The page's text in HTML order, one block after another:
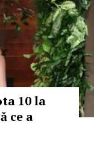
10 la
ce a